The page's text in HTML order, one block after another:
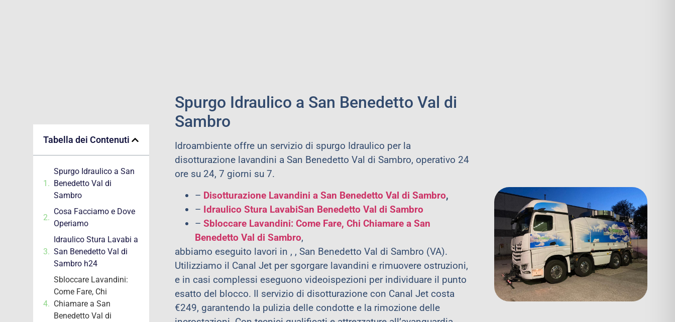
Tabella dei Contenuti
Spurgo Idraulico a San
Benedetto Val di
Sambro
Cosa Facciamo e Dove
Operiamo
Idraulico Stura Lavabi a
San Benedetto Val di
Sambro h24
Sbloccare Lavandini:
Come Fare, Chi
Chiamare a San
Benedetto Val di
Spurgo Idraulico a San Benedetto Val di
Sambro
Idroambiente offre un servizio di spurgo Idraulico per la
disotturazione lavandini a San Benedetto Val di Sambro, operativo 24
ore su 24, 7 giorni su 7.
– Disotturazione Lavandini a San Benedetto Val di Sambro,
– Idraulico Stura LavabiSan Benedetto Val di Sambro
– Sbloccare Lavandini: Come Fare, Chi Chiamare a San
Benedetto Val di Sambro,
abbiamo eseguito lavori in , , San Benedetto Val di Sambro (VA).
Utilizziamo il Canal Jet per sgorgare lavandini e rimuovere ostruzioni,
e in casi complessi eseguono videoispezioni per individuare il punto
esatto del blocco. Il servizio di disotturazione con Canal Jet costa
€249, garantendo la pulizia delle condotte e la rimozione delle